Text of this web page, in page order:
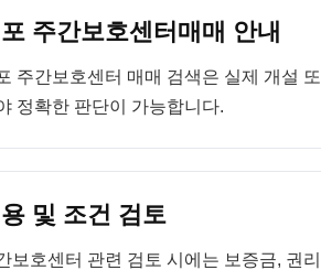
주간보호센터매매 안내
주간보호센터 매매 검색은 실제 개설
정확한 판단이 가능합니다.
및 조건 검토
보호센터 관련 검토 시에는 보증금, 권